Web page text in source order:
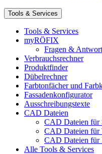
Tools & Services
Tools & Services
myRÖFIX
Fragen &
Verbrauchsrechner
Produktfinder
Dübelrechner
Farbtonfächer und
Fassadenkonfigurator
Ausschreibungstexte
CAD Dateien
CAD Dateien für
CAD Dateien für
CAD Dateien für
Alle Tools & Services